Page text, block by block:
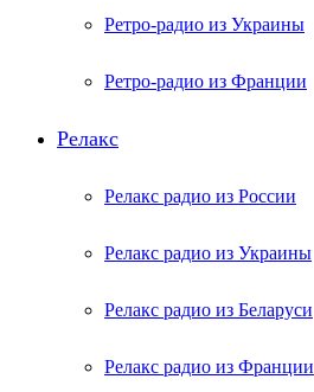
Ретро-радио из Украины
Ретро-радио из Франции
Релакс
Релакс радио из России
Релакс радио из Украины
Релакс радио из Беларуси
Релакс радио из Франции